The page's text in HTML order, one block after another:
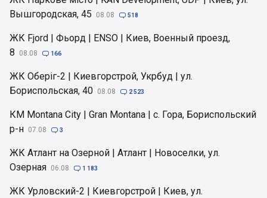
Вышгородская, 45
08.08  518
ЖК Fjord | Фьорд | ENSO | Киев, Военный проезд,
8
08.08  166
ЖК Оберіг-2 | Киевгорстрой, Укрбуд | ул.
Бориспольская, 40 08.08  2 523
КМ Montana City | Gran Montana | с. Гора, Бориспольский
р-н 07.08  3
ЖК Атлант на Озерной | Атлант | Новоселки, ул.
Озерная 06.08  1 183
ЖК Урловский-2 | Киевгорстрой | Киев, ул.